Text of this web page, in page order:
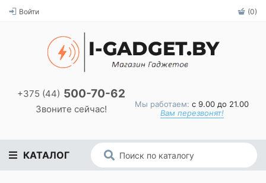
Войти (0)
+375 (44) 500-70-62
Звоните сейчас! Мы работаем: с 9.00 до 21.00
Вам перезвонят!
КАТАЛОГ